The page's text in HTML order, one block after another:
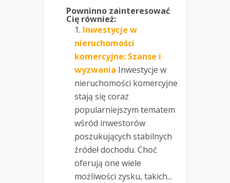
Powninno zainteresować
Cię również:
Inwestycje w
nieruchomości
komercyjne: Szanse i
wyzwania Inwestycje w
nieruchomości komercyjne
stają się coraz
popularniejszym tematem
wśród inwestorów
poszukujących stabilnych
źródeł dochodu. Choć
oferują one wiele
możliwości zysku, takich...